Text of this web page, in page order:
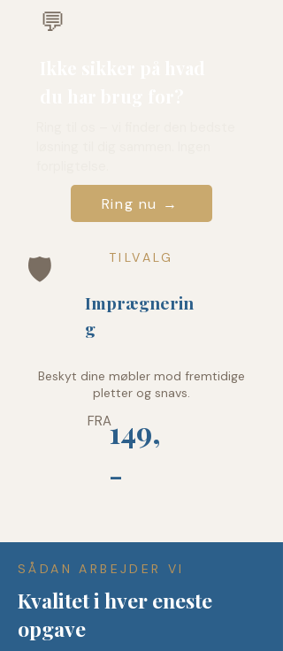
💬
Ring nu →
🛡️ TILVALG
Imprægnerin
g
Beskyt dine møbler mod fremtidige
pletter og snavs.
149,
-
FRA
SÅDAN ARBEJDER VI
Kvalitet i hver eneste
opgave